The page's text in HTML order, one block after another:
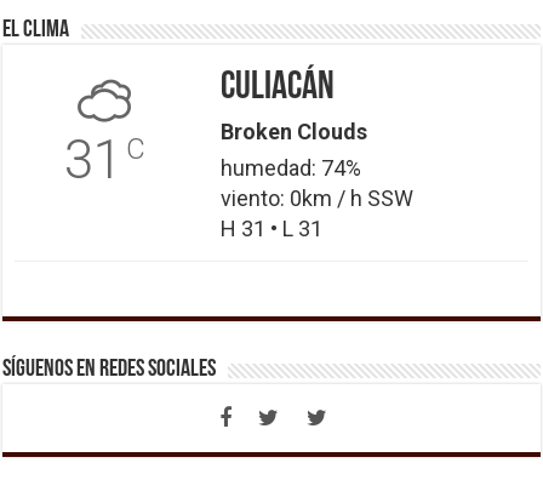
El Clima
31 C
Culiacán
Broken Clouds
humedad: 74%
viento: 0km / h SSW
H 31 • L 31
Síguenos en Redes Sociales